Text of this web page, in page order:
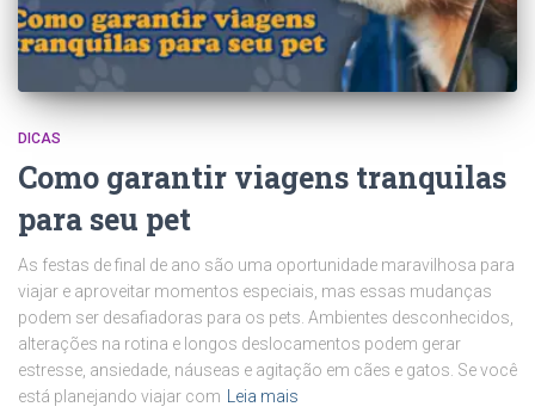
DICAS
Como garantir viagens tranquilas
para seu pet
As festas de final de ano são uma oportunidade maravilhosa para
viajar e aproveitar momentos especiais, mas essas mudanças
podem ser desafiadoras para os pets. Ambientes desconhecidos,
alterações na rotina e longos deslocamentos podem gerar
estresse, ansiedade, náuseas e agitação em cães e gatos. Se você
está planejando viajar com
Leia mais